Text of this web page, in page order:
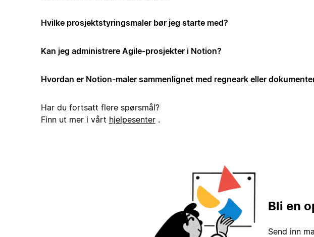
Hvilke prosjektstyringsmaler bør jeg starte med?
Kan jeg administrere Agile-prosjekter i Notion?
Hvordan er Notion-maler sammenlignet med regneark eller
Har du fortsatt flere spørsmål?
Finn ut mer i vårt hjelpesenter.
Bli en
Send inn